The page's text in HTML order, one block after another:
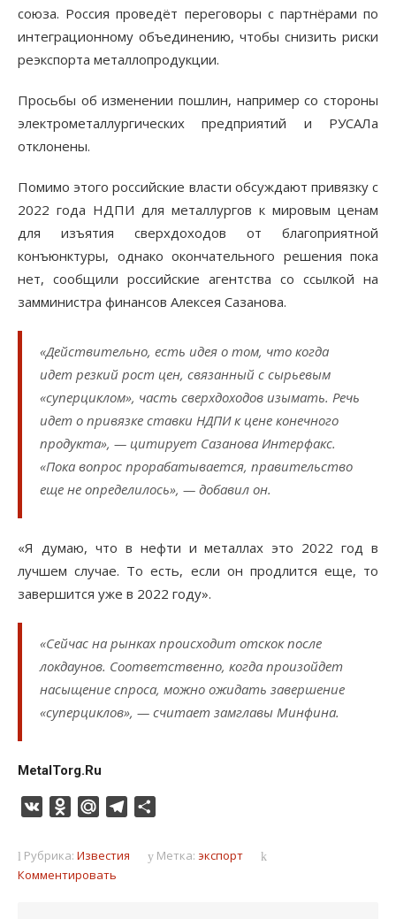
союза. Россия проведёт переговоры с партнёрами по
интеграционному объединению, чтобы снизить риски
реэкспорта металлопродукции.
Просьбы об изменении пошлин, например со стороны
электрометаллургических предприятий и РУСАЛа
отклонены.
Помимо этого российские власти обсуждают привязку с
2022 года НДПИ для металлургов к мировым ценам
для изъятия сверхдоходов от благоприятной
конъюнктуры, однако окончательного решения пока
нет, сообщили российские агентства со ссылкой на
замминистра финансов Алексея Сазанова.
«Действительно, есть идея о том, что когда
идет резкий рост цен, связанный с сырьевым
«суперциклом», часть сверхдоходов изымать. Речь
идет о привязке ставки НДПИ к цене конечного
продукта», — цитирует Сазанова Интерфакс.
«Пока вопрос прорабатывается, правительство
еще не определилось», — добавил он.
«Я думаю, что в нефти и металлах это 2022 год в
лучшем случае. То есть, если он продлится еще, то
завершится уже в 2022 году».
«Сейчас на рынках происходит отскок после
локдаунов. Соответственно, когда произойдет
насыщение спроса, можно ожидать завершение
«суперциклов», — считает замглавы Минфина.
MetalTorg.Ru
VK Odnoklassniki
Mail.RuTelegram
Рубрика: Известия Метка: экспорт
Комментировать